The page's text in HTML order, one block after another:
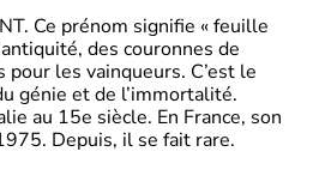
Ce prénom signifie « feuille
des couronnes de
les vainqueurs. C’est le
génie et de l’immortalité.
au 15e siècle. En France, son
Depuis, il se fait rare.